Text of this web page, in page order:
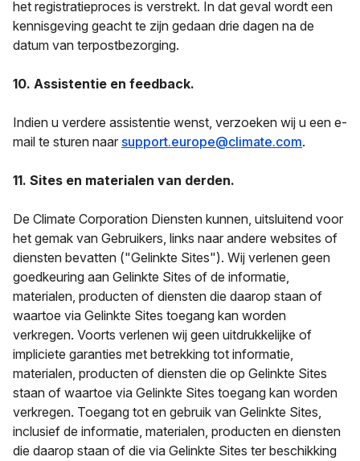
het registratieproces is verstrekt. In dat geval wordt een
kennisgeving geacht te zijn gedaan drie dagen na de
datum van terpostbezorging.
10. Assistentie en feedback.
Indien u verdere assistentie wenst, verzoeken wij u een e-
mail te sturen naar support.europe@climate.com.
11. Sites en materialen van derden.
De Climate Corporation Diensten kunnen, uitsluitend voor
het gemak van Gebruikers, links naar andere websites of
diensten bevatten ("Gelinkte Sites"). Wij verlenen geen
goedkeuring aan Gelinkte Sites of de informatie,
materialen, producten of diensten die daarop staan of
waartoe via Gelinkte Sites toegang kan worden
verkregen. Voorts verlenen wij geen uitdrukkelijke of
impliciete garanties met betrekking tot informatie,
materialen, producten of diensten die op Gelinkte Sites
staan of waartoe via Gelinkte Sites toegang kan worden
verkregen. Toegang tot en gebruik van Gelinkte Sites,
inclusief de informatie, materialen, producten en diensten
die daarop staan of die via Gelinkte Sites ter beschikking